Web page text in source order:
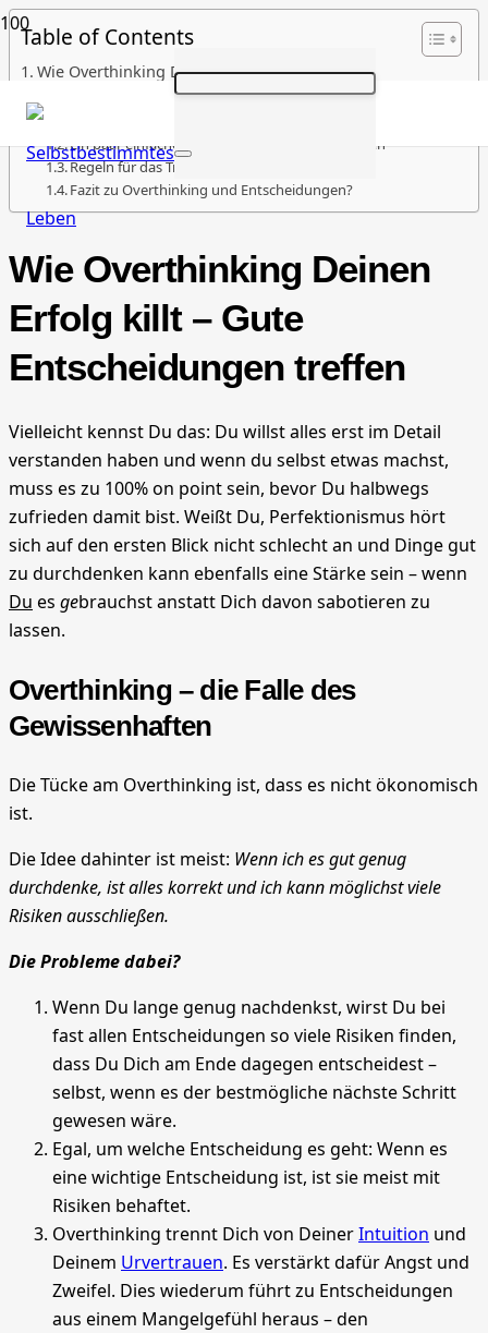
Table of Contents
Wie Overthinking Deinen Erfolg killt – Gute
Entscheidungen treffen
Ein paar einfache Grundsätze zu Entscheidungen
Regeln für das Treffen von Entscheidungen
Fazit zu Overthinking und Entscheidungen?
Wie Overthinking Deinen
Erfolg killt – Gute
Entscheidungen treffen
Vielleicht kennst Du das: Du willst alles erst im Detail
verstanden haben und wenn du selbst etwas machst,
muss es zu 100% on point sein, bevor Du halbwegs
zufrieden damit bist. Weißt Du, Perfektionismus hört
sich auf den ersten Blick nicht schlecht an und Dinge gut
zu durchdenken kann ebenfalls eine Stärke sein – wenn
Du es gebrauchst anstatt Dich davon sabotieren zu
lassen.
Overthinking – die Falle des
Gewissenhaften
Die Tücke am Overthinking ist, dass es nicht ökonomisch
ist.
Die Idee dahinter ist meist: Wenn ich es gut genug
durchdenke, ist alles korrekt und ich kann möglichst viele
Risiken ausschließen.
Die Probleme dabei?
Wenn Du lange genug nachdenkst, wirst Du bei
fast allen Entscheidungen so viele Risiken finden,
dass Du Dich am Ende dagegen entscheidest –
selbst, wenn es der bestmögliche nächste Schritt
gewesen wäre.
Egal, um welche Entscheidung es geht: Wenn es
eine wichtige Entscheidung ist, ist sie meist mit
Risiken behaftet.
Overthinking trennt Dich von DeinerIntuition und
Deinem Urvertrauen. Es verstärkt dafür Angst und
Zweifel. Dies wiederum führt zu Entscheidungen
aus einem Mangelgefühl heraus – den